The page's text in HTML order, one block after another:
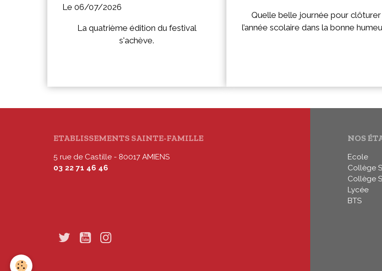
Le 06/07/2026
La quatrième édition du festival
s'achève.
Quelle belle journée pour clôturer
l’année scolaire dans la bonne
ETABLISSEMENTS SAINTE-FAMILLE
5 rue de Castille - 80017 AMIENS
03 22 71 46 46
NOS
Ecole
Collège
Collège
Lycée
BTS